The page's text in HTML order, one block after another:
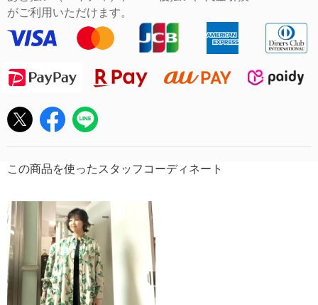
がご利用いただけます。
この商品を使ったスタッフコーディネート